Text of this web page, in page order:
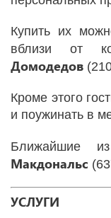
Купить их
вблизи от
Домодедов
Кроме этого
и поужинать в
Ближайшие
Макдональс
УСЛУГИ